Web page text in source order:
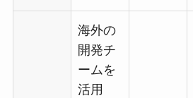
海外の
開発チ
ームを
活用